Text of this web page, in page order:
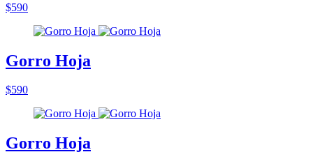
$590
Gorro Hoja
$590
Gorro Hoja